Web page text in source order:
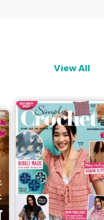
View All